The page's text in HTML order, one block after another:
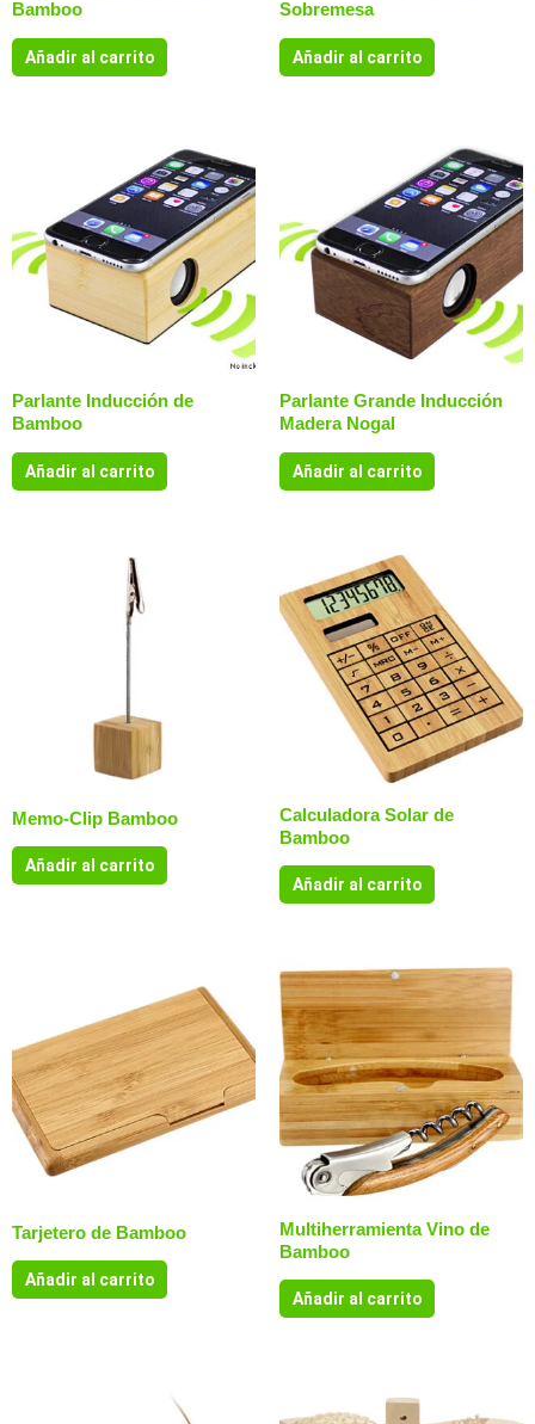
Bamboo
Añadir al carrito
Sobremesa
Añadir al carrito
Parlante Inducción de
Bamboo
Añadir al carrito
Parlante Grande Inducción
Madera Nogal
Añadir al carrito
Memo-Clip Bamboo
Añadir al carrito
Calculadora Solar de
Bamboo
Añadir al carrito
Tarjetero de Bamboo
Añadir al carrito
Multiherramienta Vino de
Bamboo
Añadir al carrito